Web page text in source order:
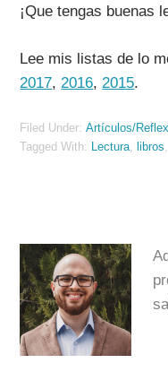
¡Que tengas buenas
Lee mis listas de lo
2017,2016,2015.
Filed Under:Artículos/
Tagged With: Lectura, libros,